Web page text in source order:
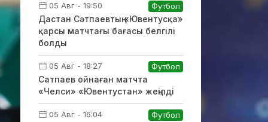
05 Авг - 19:50 Футбол
Дастан Сәтпаевтың «Ювентусқа»
қарсы матчтағы бағасы белгілі
болды
05 Авг - 18:27 Футбол
Сатпаев ойнаған матчта
«Челси» «Ювентустан» жеңілді
05 Авг - 16:04 Футбол